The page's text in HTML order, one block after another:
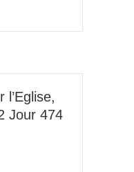
l’Eglise,
Jour 474